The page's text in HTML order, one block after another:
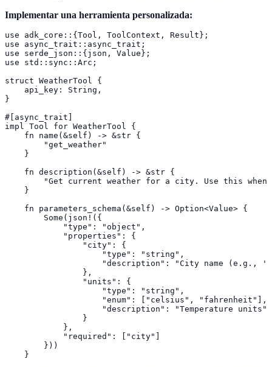
Implementar una herramienta personalizada:
use adk_core::{Tool, ToolContext, Result};
use async_trait::async_trait;
use serde_json::{json, Value};
use std::sync::Arc;
struct WeatherTool {
    api_key: String,
}
#[async_trait]
impl Tool for WeatherTool {
    fn name(&self) -> &str {
        "get_weather"
    }
    fn description(&self) -> &str {
"Get current weather for a city. Use this
    }
    fn parameters_schema(&self) -> Option<Value> {
        Some(json!({
            "type": "object",
            "properties": {
                "city": {
                    "type": "string",
"description": "City name (e.g.,
                },
                "units": {
                    "type": "string",
                    "enum": ["celsius", "fahrenheit"],
                    "description": "Temperature units"
                }
            },
            "required": ["city"]
        }))
    }